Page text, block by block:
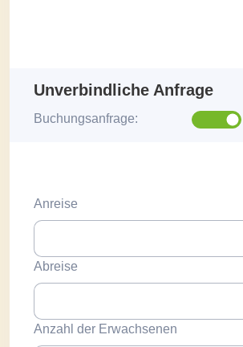
Unverbindliche Anfrage
Buchungsanfrage:
Anreise
Abreise
Anzahl der Erwachsenen